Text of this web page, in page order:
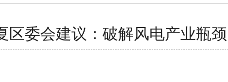
区委会建议：破解风电产业瓶